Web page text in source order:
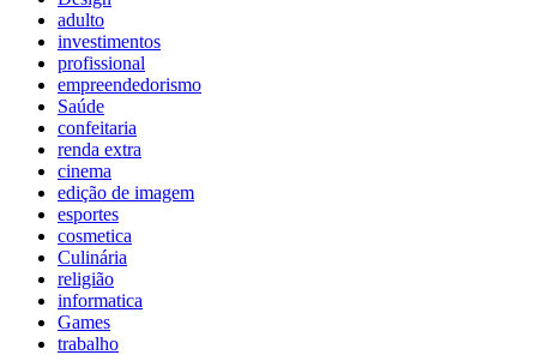
adulto
investimentos
profissional
empreendedorismo
Saúde
confeitaria
renda extra
cinema
edição de imagem
esportes
cosmetica
Culinária
religião
informatica
Games
trabalho